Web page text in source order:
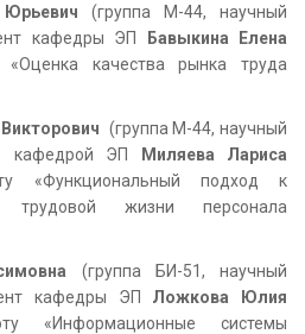
(группа М-44, научный
кафедры ЭП
Бавыкина Елена
качества рынка труда
(группа М-44, научный
кафедрой ЭП
Миляева Лариса
«Функциональный подход к
трудовой жизни персонала
(группа БИ-51, научный
кафедры ЭП Ложкова Юлия
«Информационные системы